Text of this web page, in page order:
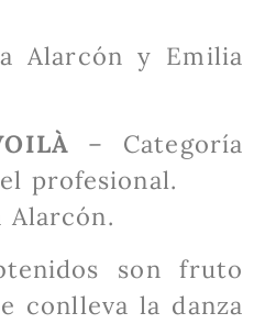
Alarcón y Emilia
– Categoría
profesional.
Alarcón.
son fruto
conlleva la danza